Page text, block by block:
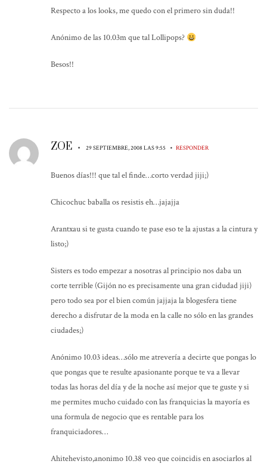
Respecto a los looks, me quedo con el primero sin duda!!
Anónimo de las 10.03m que tal Lollipops?
Besos!!
ZOE • 29 SEPTIEMBRE, 2008 LAS 9:55 • RESPONDER
Buenos días!!! que tal el finde…corto verdad jiji;)
Chicochuc baballa os resistis eh…jajajja
Arantxau si te gusta cuando te pase eso te la ajustas a la cintura y
listo;)
Sisters es todo empezar a nosotras al principio nos daba un
corte terrible (Gijón no es precisamente una gran cidudad jiji)
pero todo sea por el bien común jajjaja la blogesfera tiene
derecho a disfrutar de la moda en la calle no sólo en las grandes
ciudades;)
Anónimo 10.03 ideas…sólo me atrevería a decirte que pongas lo
que pongas que te resulte apasionante porque te va a llevar
todas las horas del día y de la noche así mejor que te guste y si
me permites mucho cuidado con las franquicias la mayoría es
una formula de negocio que es rentable para los
franquiciadores…
Ahitehevisto,anonimo 10.38 veo que coincidis en asociarlos al